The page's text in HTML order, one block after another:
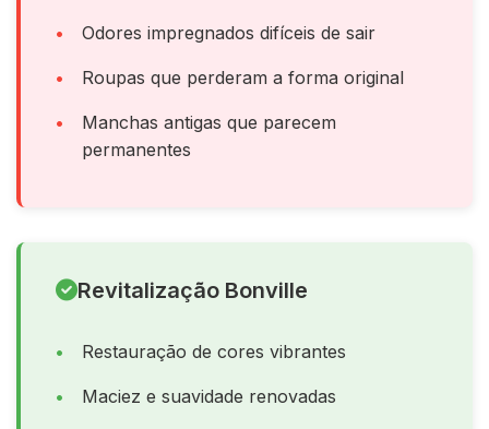
Odores impregnados difíceis de sair
Roupas que perderam a forma original
Manchas antigas que parecem
permanentes
Revitalização Bonville
Restauração de cores vibrantes
Maciez e suavidade renovadas